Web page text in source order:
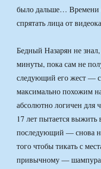
было дальше… Времени
спрятать лица от
Бедный Назарян не
минуты, пока сам не
следующий его жест —
максимально похожим
абсолютно логичен для
17 лет пытается
последующий — снова
того чтобы тикать с
привычному —